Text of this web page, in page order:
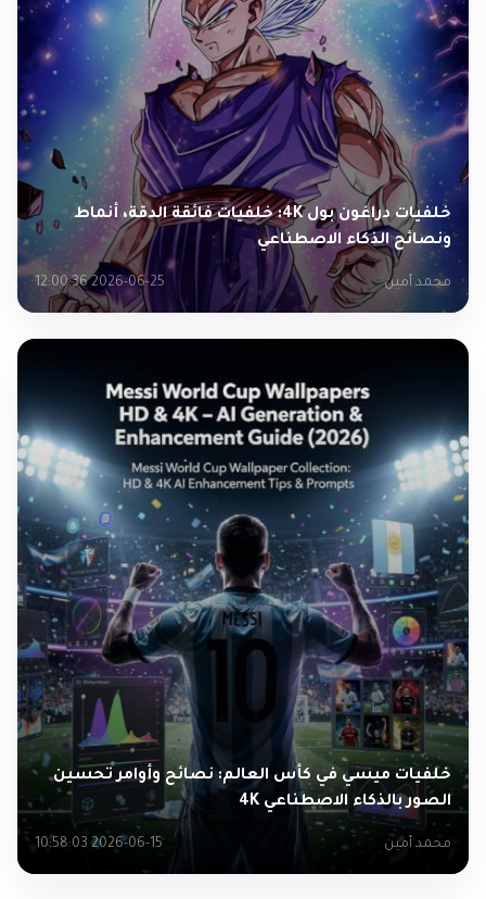
خلفيات دراغون بول 4K: خلفيات فائقة الدقة، أنماط
ونصائح الذكاء الاصطناعي
محمد أمين 2026-06-25 12:00:36
خلفيات ميسي في كأس العالم: نصائح وأوامر تحسين
الصور بالذكاء الاصطناعي 4K
محمد أمين 2026-06-15 10:58:03